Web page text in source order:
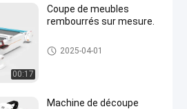
00:17
Coupe de meubles
rembourrés sur mesure.
Machine à couper les tapisseri
es
2025-04-01
Machine de découpe